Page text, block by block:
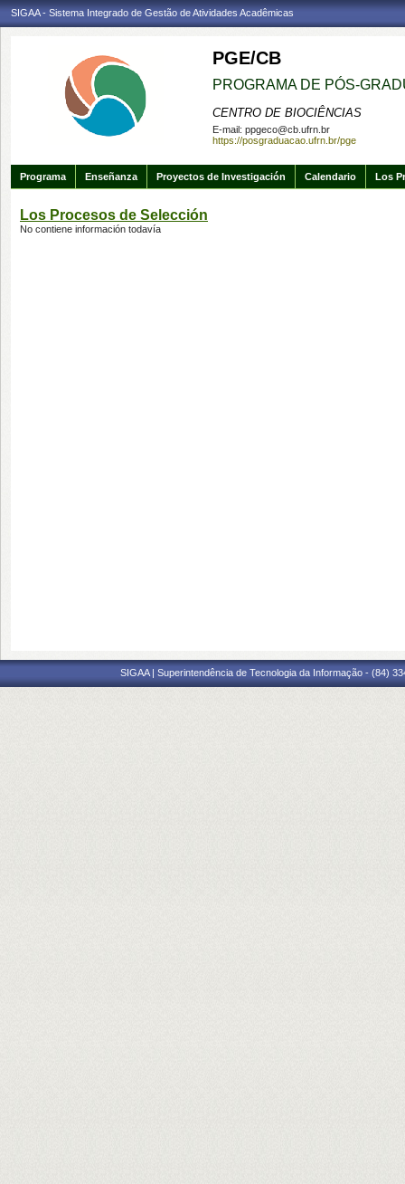
SIGAA - Sistema Integrado de Gestão de Atividades Acadêmicas
PGE/CB
PROGRAMA DE PÓS-
CENTRO DE BIOCIÊNCIAS
E-mail: ppgeco@cb.ufrn.br
https://posgraduacao.ufrn.br/pge
Programa Enseñanza Proyectos de Investigación Calendario Los
Los Procesos de Selección
No contiene información todavía
SIGAA | Superintendência de Tecnologia da Informação - (84)